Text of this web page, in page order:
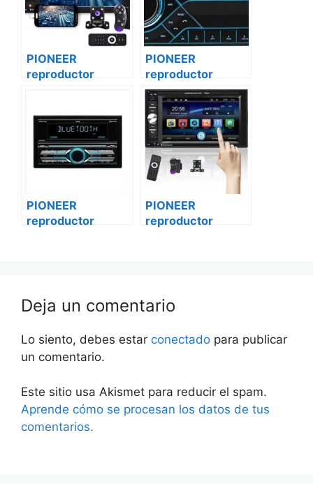
PIONEER
reproductor
z5150bt Peugeot
bóxer ii
PIONEER
reproductor
vehículo
multimedia dmh-
z5150bt Renault
master
PIONEER
reproductor
PIONEER
reproductor
Deja un comentario
Lo siento, debes estar conectado para publicar
un comentario.
Este sitio usa Akismet para reducir el spam.
Aprende cómo se procesan los datos de tus
comentarios.